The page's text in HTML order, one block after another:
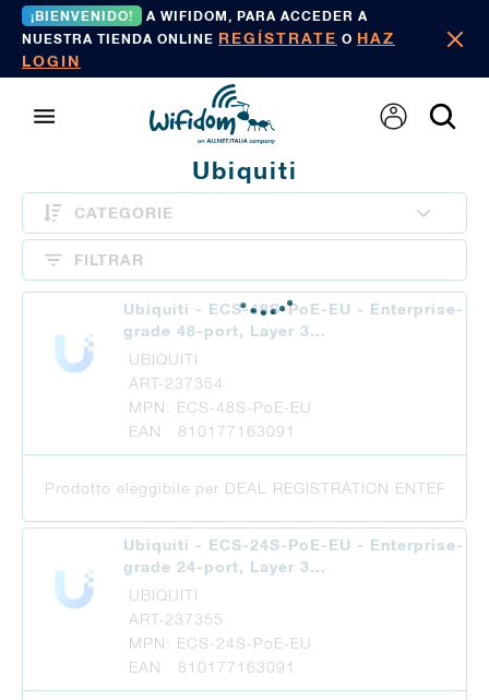
¡BIENVENIDO!
A WIFIDOM, PARA ACCEDER A
NUESTRA TIENDA ONLINE REGÍSTRATE O HAZ
LOGIN
Ubiquiti
CATEGORIE
FILTRAR
Ubiquiti - ECS-48S-PoE-EU - Enterprise-
grade 48-port, Layer 3…
UBIQUITI
ART-237354
MPN: ECS-48S-PoE-EU
EAN 810177163091
Prodotto eleggibile per DEAL REGISTRATION
Ubiquiti - ECS-24S-PoE-EU - Enterprise-
grade 24-port, Layer 3…
UBIQUITI
ART-237355
MPN: ECS-24S-PoE-EU
EAN 810177163091